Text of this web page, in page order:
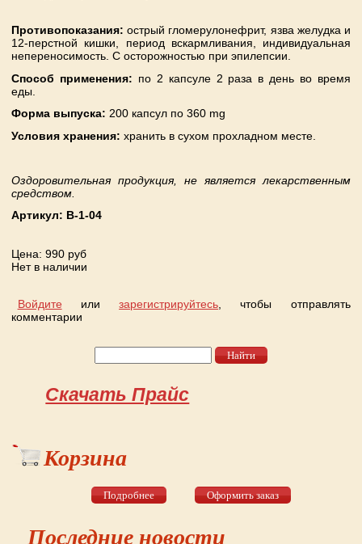
Противопоказания:острый гломерулонефрит, язва желудка и
12-перстной кишки, период вскармливания, индивидуальная
непереносимость. С осторожностью при эпилепсии.
Способ применения: по 2 капсуле 2 раза в день во время
еды.
Форма выпуска: 200 капсул по 360 mg
Условия хранения:хранить в сухом прохладном месте.
Оздоровительная продукция, не является лекарственным
средством.
Артикул: B-1-04
Цена: 990 руб
Нет в наличии
Войдите илизарегистрируйтесь , чтобы отправлять
комментарии
Скачать Прайс
Корзина
Подробнее Оформить заказ
Последние новости